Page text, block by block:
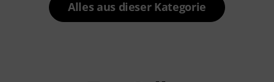
Alles aus dieser Kategorie